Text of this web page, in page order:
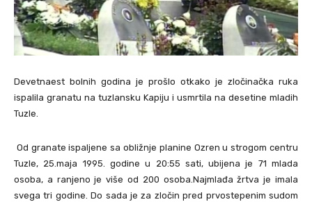
Devetnaest bolnih godina je prošlo otkako je zločinačka ruka
ispalila granatu na tuzlansku Kapiju i usmrtila na desetine mladih
Tuzle.
Od granate ispaljene sa obližnje planine Ozren u strogom centru
Tuzle, 25.maja 1995. godine u 20:55 sati, ubijena je 71 mlada
osoba, a ranjeno je više od 200 osoba.Najmlađa žrtva je imala
svega tri godine. Do sada je za zločin pred prvostepenim sudom